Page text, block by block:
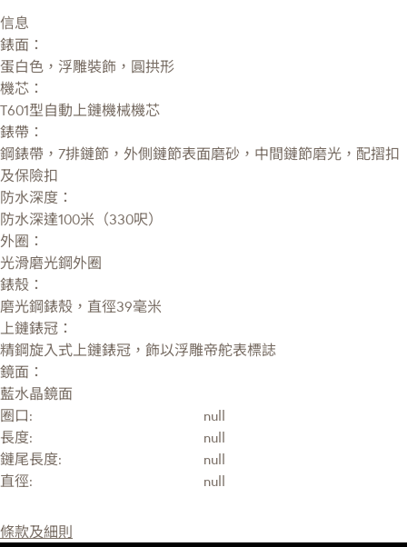
信息
錶面：
蛋白色，浮雕裝飾，圓拱形
機芯：
T601型自動上鏈機械機芯
錶帶：
鋼錶帶，7排鏈節，外側鏈節表面磨砂，中間鏈節磨光，配摺扣
及保險扣
防水深度：
防水深達100米（330呎）
外圈：
光滑磨光鋼外圈
錶殼：
磨光鋼錶殼，直徑39毫米
上鏈錶冠：
精鋼旋入式上鏈錶冠，飾以浮雕帝舵表標誌
鏡面：
藍水晶鏡面
圈口:
null
長度:
null
鏈尾長度:
null
直徑:
null
條款及細則